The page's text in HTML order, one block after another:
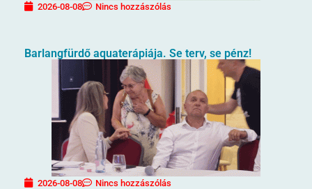
2026-08-08 Nincs hozzászólás
Barlangfürdő aquaterápiája. Se terv, se pénz!
2026-08-08 Nincs hozzászólás